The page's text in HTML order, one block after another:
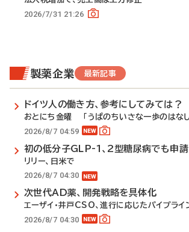
2026/7/31 21:26
製薬企業 最新記事
ドイツ人の働き方、参考にしてみては？
おとにち金曜 「うぱのちいさな一歩のはなし
2026/8/7 04:59
初の低分子GLP-1、2型糖尿病でも申請
リリー、日米で
2026/8/7 04:30
次世代AD薬、開発戦略を具体化
エーザイ・井戸CSO、進行に応じたパイプライ
2026/8/7 04:30